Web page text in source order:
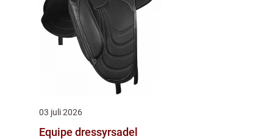
03 juli 2026
Equipe dressyrsadel